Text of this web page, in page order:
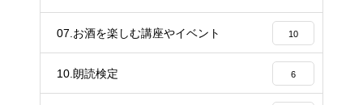
07.お酒を楽しむ講座やイベント 10
10.朗読検定 6